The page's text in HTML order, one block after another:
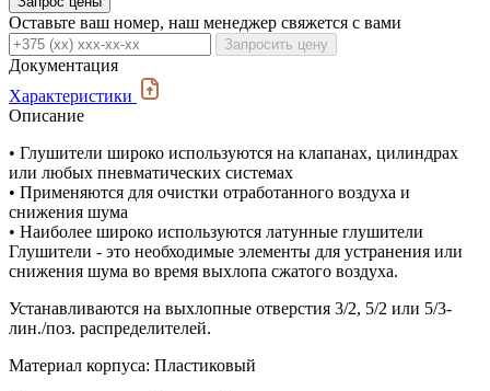
Оставьте ваш номер, наш менеджер свяжется с вами
Запросить цену
Документация
Характеристики
Описание
• Глушители широко используются на клапанах, цилиндрах
или любых пневматических системах
• Применяются для очистки отработанного воздуха и
снижения шума
• Наиболее широко используются латунные глушители
Глушители - это необходимые элементы для устранения или
снижения шума во время выхлопа сжатого воздуха.
Устанавливаются на выхлопные отверстия 3/2, 5/2 или 5/3-
лин./поз. распределителей.
Материал корпуса: Пластиковый